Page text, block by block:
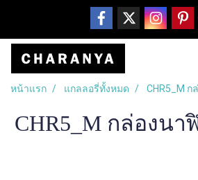
หน้าแรก แกลลอรี่ทั้งหมด CHR5_M ก
CHR5_M กล่องนา